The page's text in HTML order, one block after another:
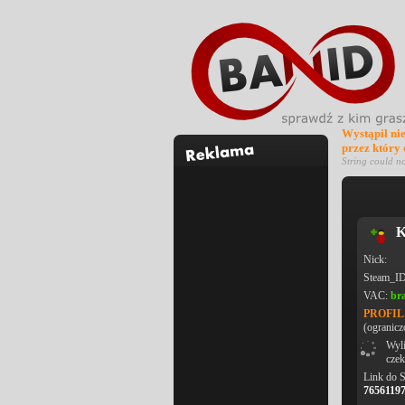
Wystąpił
przez który
String could
Nick:
VAC:
Link do